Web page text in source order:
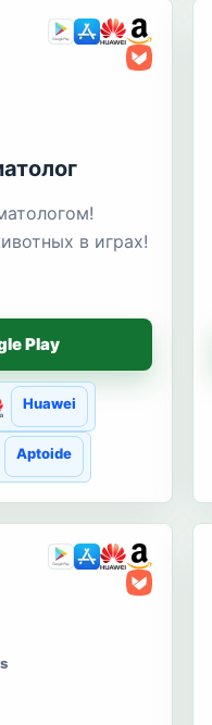
в играх!
Play
Huawei
Aptoide